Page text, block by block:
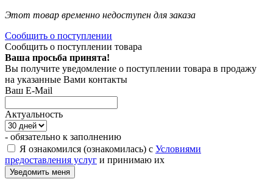
Этот товар временно недоступен для заказа
Сообщить о поступлении
Сообщить о поступлении товара
Ваша просьба принята!
Вы получите уведомление о поступлении товара в продажу
на указанные Вами контакты
Ваш E-Mail
Актуальность
- обязательно к заполнению
Я ознакомился (ознакомилась) с Условиями
предоставления услуг и принимаю их